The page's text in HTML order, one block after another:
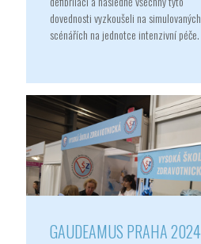
dovednosti vyzkoušeli na simulovaných
scénářích na jednotce intenzivní péče.
GAUDEAMUS PRAHA 2024